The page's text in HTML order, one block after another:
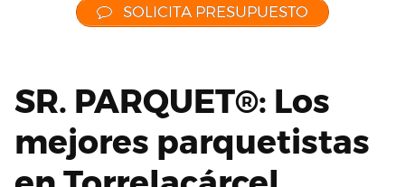
SOLICITA PRESUPUESTO
SR. PARQUET®: Los
mejores parquetistas